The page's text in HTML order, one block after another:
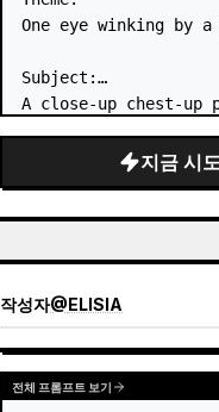
One eye winking by a
Subject:
A close-up chest-
trimmed dress
one hand and
지금 시
작성자@ELISIA
전체 프롬프트 보기